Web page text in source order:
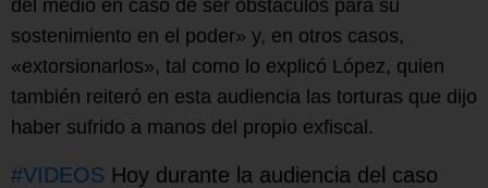
del medio en caso de ser obstáculos para su
sostenimiento en el poder» y, en otros casos,
«extorsionarlos», tal como lo explicó López, quien
también reiteró en esta audiencia las torturas que dijo
haber sufrido a manos del propio exfiscal.
#VIDEOS Hoy durante la audiencia del caso